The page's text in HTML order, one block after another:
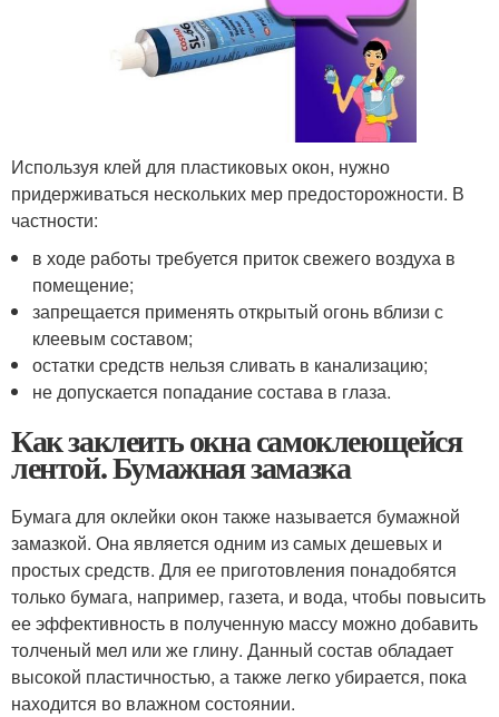
Используя клей для пластиковых окон, нужно
придерживаться нескольких мер предосторожности. В
частности:
в ходе работы требуется приток свежего воздуха в
помещение;
запрещается применять открытый огонь вблизи с
клеевым составом;
остатки средств нельзя сливать в канализацию;
не допускается попадание состава в глаза.
Как заклеить окна самоклеющейся
лентой. Бумажная замазка
Бумага для оклейки окон также называется бумажной
замазкой. Она является одним из самых дешевых и
простых средств. Для ее приготовления понадобятся
только бумага, например, газета, и вода, чтобы повысить
ее эффективность в полученную массу можно добавить
толченый мел или же глину. Данный состав обладает
высокой пластичностью, а также легко убирается, пока
находится во влажном состоянии.